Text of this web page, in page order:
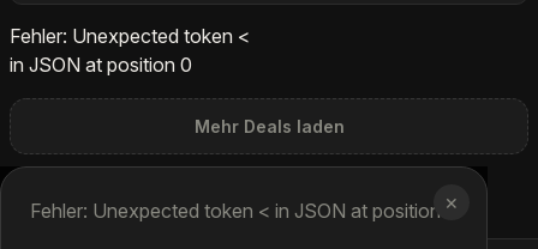
Fehler: Unexpected token <
in JSON at position 0
Mehr Deals laden
✕
Fehler: Unexpected token < in JSON at position 0